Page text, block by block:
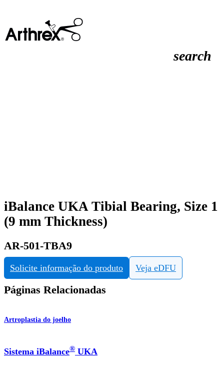
search
iBalance UKA Tibial Bearing, Size 1
(9 mm Thickness)
AR-501-TBA9
Solicite informação do produto Veja eDFU
Páginas Relacionadas
Artroplastia do joelho
Sistema iBalance® UKA